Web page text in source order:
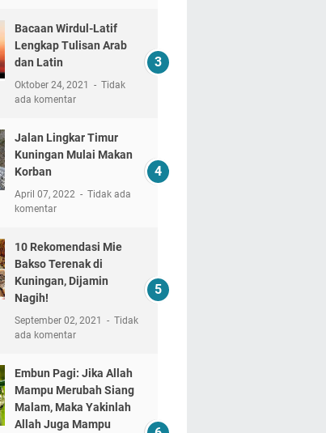
Bacaan Wirdul-Latif
Lengkap Tulisan Arab
dan Latin
Oktober 24, 2021
Tidak
ada komentar
Jalan Lingkar Timur
Kuningan Mulai Makan
Korban
April 07, 2022
Tidak ada
komentar
10 Rekomendasi Mie
Bakso Terenak di
Kuningan, Dijamin
Nagih!
September 02, 2021
Tidak
ada komentar
Embun Pagi: Jika Allah
Mampu Merubah Siang
Malam, Maka Yakinlah
Allah Juga Mampu